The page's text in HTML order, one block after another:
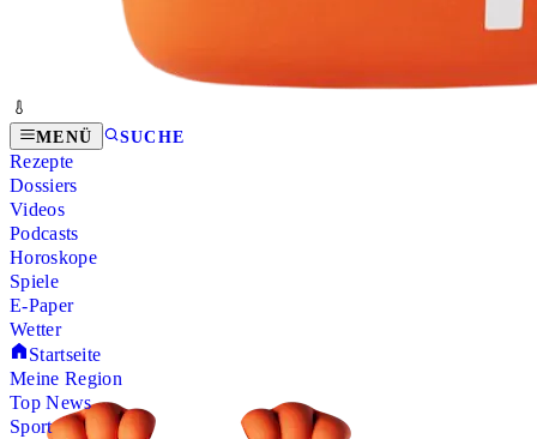
MENÜ SUCHE
Rezepte
Dossiers
Videos
Podcasts
Horoskope
Spiele
E-Paper
Wetter
Startseite
Meine Region
Top News
Sport